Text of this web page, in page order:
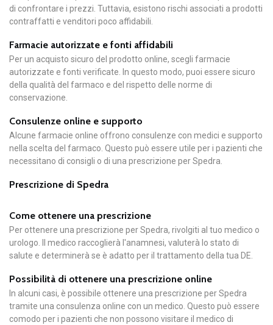
di confrontare i prezzi. Tuttavia, esistono rischi associati a prodotti
contraffatti e venditori poco affidabili.
Farmacie autorizzate e fonti affidabili
Per un acquisto sicuro del prodotto online, scegli farmacie
autorizzate e fonti verificate. In questo modo, puoi essere sicuro
della qualità del farmaco e del rispetto delle norme di
conservazione.
Consulenze online e supporto
Alcune farmacie online offrono consulenze con medici e supporto
nella scelta del farmaco. Questo può essere utile per i pazienti che
necessitano di consigli o di una prescrizione per Spedra.
Prescrizione di Spedra
Come ottenere una prescrizione
Per ottenere una prescrizione per Spedra, rivolgiti al tuo medico o
urologo. Il medico raccoglierà l'anamnesi, valuterà lo stato di
salute e determinerà se è adatto per il trattamento della tua DE.
Possibilità di ottenere una prescrizione online
In alcuni casi, è possibile ottenere una prescrizione per Spedra
tramite una consulenza online con un medico. Questo può essere
comodo per i pazienti che non possono visitare il medico di